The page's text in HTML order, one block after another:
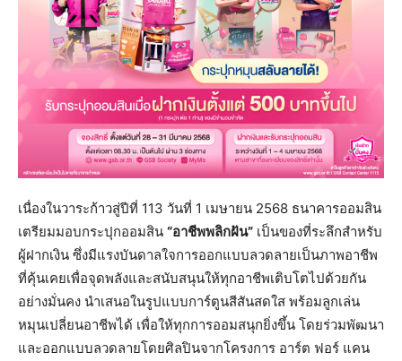
เนื่องในวาระก้าวสู่ปีที่ 113 วันที่ 1 เมษายน 2568 ธนาคารออมสิน
เตรียมมอบกระปุกออมสิน “อาชีพพลิกฝัน” เป็นของที่ระลึกสำหรับ
ผู้ฝากเงิน ซึ่งมีแรงบันดาลใจการออกแบบลวดลายเป็นภาพอาชีพ
ที่คุ้นเคยเพื่อจุดพลังและสนับสนุนให้ทุกอาชีพเติบโตไปด้วยกัน
อย่างมั่นคง นำเสนอในรูปแบบการ์ตูนสีสันสดใส พร้อมลูกเล่น
หมุนเปลี่ยนอาชีพได้ เพื่อให้ทุกการออมสนุกยิ่งขึ้น โดยร่วมพัฒนา
และออกแบบลวดลายโดยศิลปินจากโครงการ อาร์ต ฟอร์ แคน